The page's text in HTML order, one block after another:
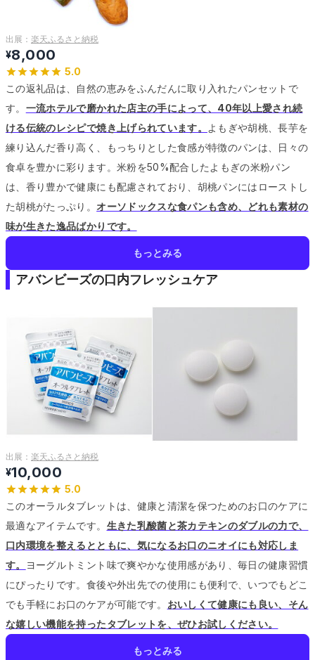
出展： 楽天ふるさと納税
¥8,000
5.0
この返礼品は、自然の恵みをふんだんに取り入れたパンセットで
す。 一流ホテルで磨かれた店主の手によって、40年以上愛され続
ける伝統のレシピで焼き上げられています。
よもぎや胡桃、長芋を
練り込んだ香り高く、もっちりとした食感が特徴のパンは、日々の
食卓を豊かに彩ります。 米粉を50%配合したよもぎの米粉パン
は、香り豊かで健康にも配慮されており、胡桃パンにはローストし
た胡桃がたっぷり。オーソドックスな食パンも含め、どれも素材の
味が生きた逸品ばかりです。
もっとみる
アバンビーズの口内フレッシュケア
出展： 楽天ふるさと納税
¥10,000
5.0
このオーラルタブレットは、健康と清潔を保つためのお口のケアに
最適なアイテムです。 生きた乳酸菌と茶カテキンのダブルの力で、
口内環境を整えるとともに、気になるお口のニオイにも対応しま
す。
ヨーグルトミント味で爽やかな使用感があり、毎日の健康習慣
にぴったりです。 食後や外出先での使用にも便利で、いつでもどこ
でも手軽にお口のケアが可能です。 おいしくて健康にも良い、そん
な嬉しい機能を持ったタブレットを、ぜひお試しください。
もっとみる